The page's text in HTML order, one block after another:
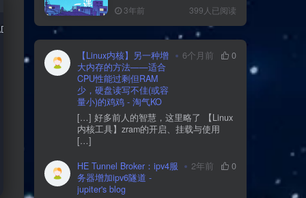
CLONE_SYSVSEM|CLONE_SETTLS|CLONE_PARENT_SETTID
3年前 399人已阅读
【Linux内核】另一种增
大内存的方法——适合
CPU性能过剩但RAM
少，硬盘读写不佳(或容
量小)的鸡鸡 - 淘气KO
6个月前 0
[…] 好多前人的智慧，这里略了 【Linux
内核工具】zram的开启、挂载与使用
[…]
HE Tunnel Broker：ipv4服
务器增加ipv6隧道 -
jupiter's blog
2年前 0